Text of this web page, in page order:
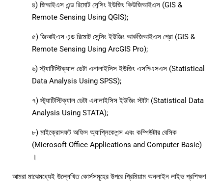
৪) জিআইএস এন্ড রিমোট সেন্সিং ইউজিং কিউজিআইএস (GIS &
Remote Sensing Using QGIS);
৫) জিআইএস এন্ড রিমোট সেন্সিং ইউজিং আর্কজিআইএস প্রো (GIS &
Remote Sensing Using ArcGIS Pro);
৬) স্ট্যাটিস্টিক্যাল ডেটা এনালাইসিস ইউজিং এসপিএসএস (Statistical
Data Analysis Using SPSS);
৭) স্ট্যাটিস্টিক্যাল ডেটা এনালাইসিস ইউজিং স্টাটা (Statistical Data
Analysis Using STATA);
৮) মাইক্রোসফট অফিস অ্যাপ্লিকেশন্স এবং কম্পিউটার বেসিক
(Microsoft Office Applications and Computer Basic)
।
আমরা মাঝেমধ্যেই উল্লেখিত কোর্সসমূহের উপরে প্রিমিয়াম অনলাইন লাইভ প্রশিক্ষণ